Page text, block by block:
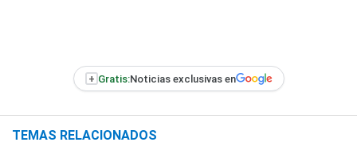
+ Gratis:Noticias exclusivas en
TEMAS RELACIONADOS